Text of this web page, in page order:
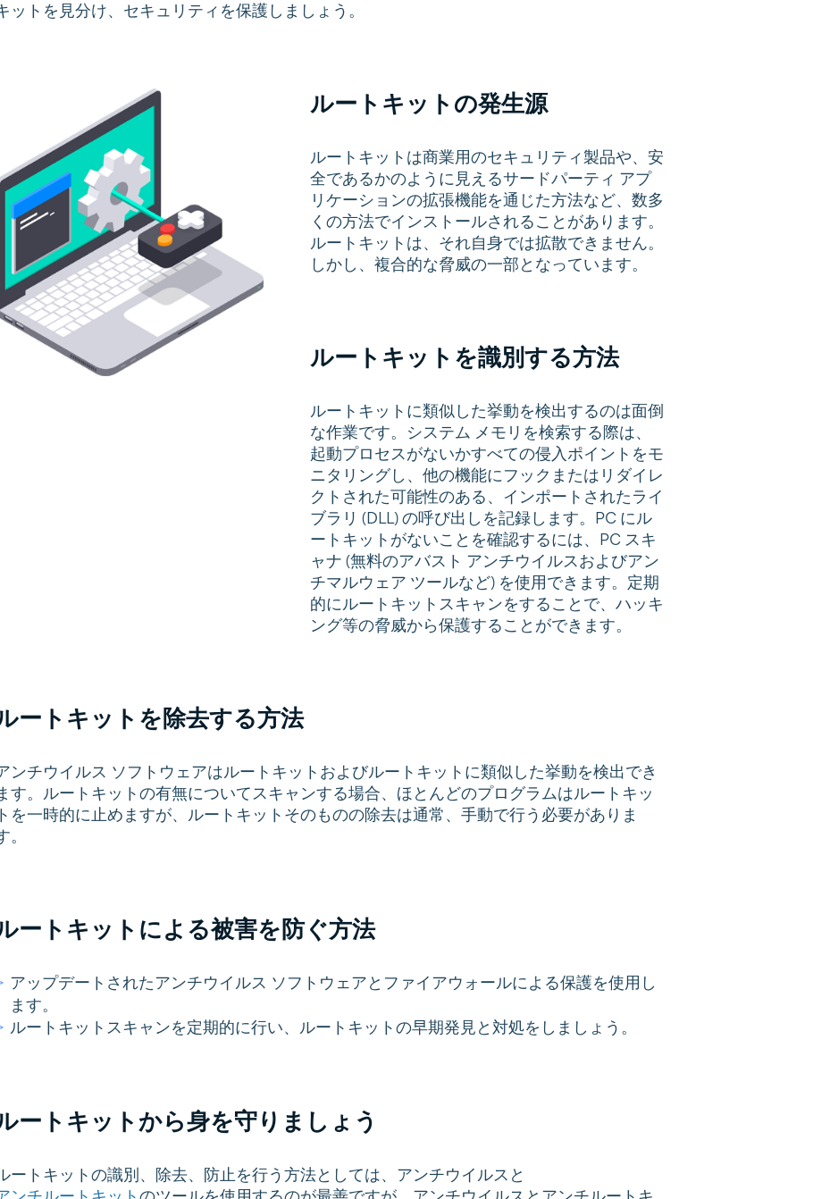
ットを見分け、セキュリティを保護しましょう。
ルートキットの発生源
ルートキットは商業用のセキュリティ製品や、安
全であるかのように見えるサードパーティ アプ
リケーションの拡張機能を通じた方法など、数多
くの方法でインストールされることがあります。
ルートキットは、それ自身では拡散できません。
しかし、複合的な脅威の一部となっています。
ルートキットを識別する方法
ルートキットに類似した挙動を検出するのは面倒
な作業です。システム メモリを検索する際は、
起動プロセスがないかすべての侵入ポイントをモ
ニタリングし、他の機能にフックまたはリダイレ
クトされた可能性のある、インポートされたライ
ブラリ (DLL) の呼び出しを記録します。PC にル
ートキットがないことを確認するには、PC スキ
ャナ (無料のアバスト アンチウイルスおよびアン
チマルウェア ツールなど) を使用できます。定期
的にルートキットスキャンをすることで、ハッキ
ング等の脅威から保護することができます。
ートキットを除去する方法
ンチウイルス ソフトウェアはルートキットおよびルートキットに類似した挙動を検出でき
す。ルートキットの有無についてスキャンする場合、ほとんどのプログラムはルートキッ
トを一時的に止めますが、ルートキットそのものの除去は通常、手動で行う必要がありま
。
ートキットによる被害を防ぐ方法
アップデートされたアンチウイルス ソフトウェアとファイアウォールによる保護を使用し
ます。
ルートキットスキャンを定期的に行い、ルートキットの早期発見と対処をしましょう。
ートキットから身を守りましょう
ートキットの識別、除去、防止を行う方法としては、アンチウイルスと